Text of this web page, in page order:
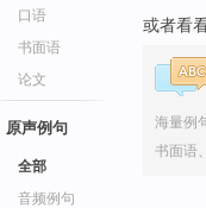
口语
书面语
论文
原声例句
全部
音频例句
或者看
海量例
书面语